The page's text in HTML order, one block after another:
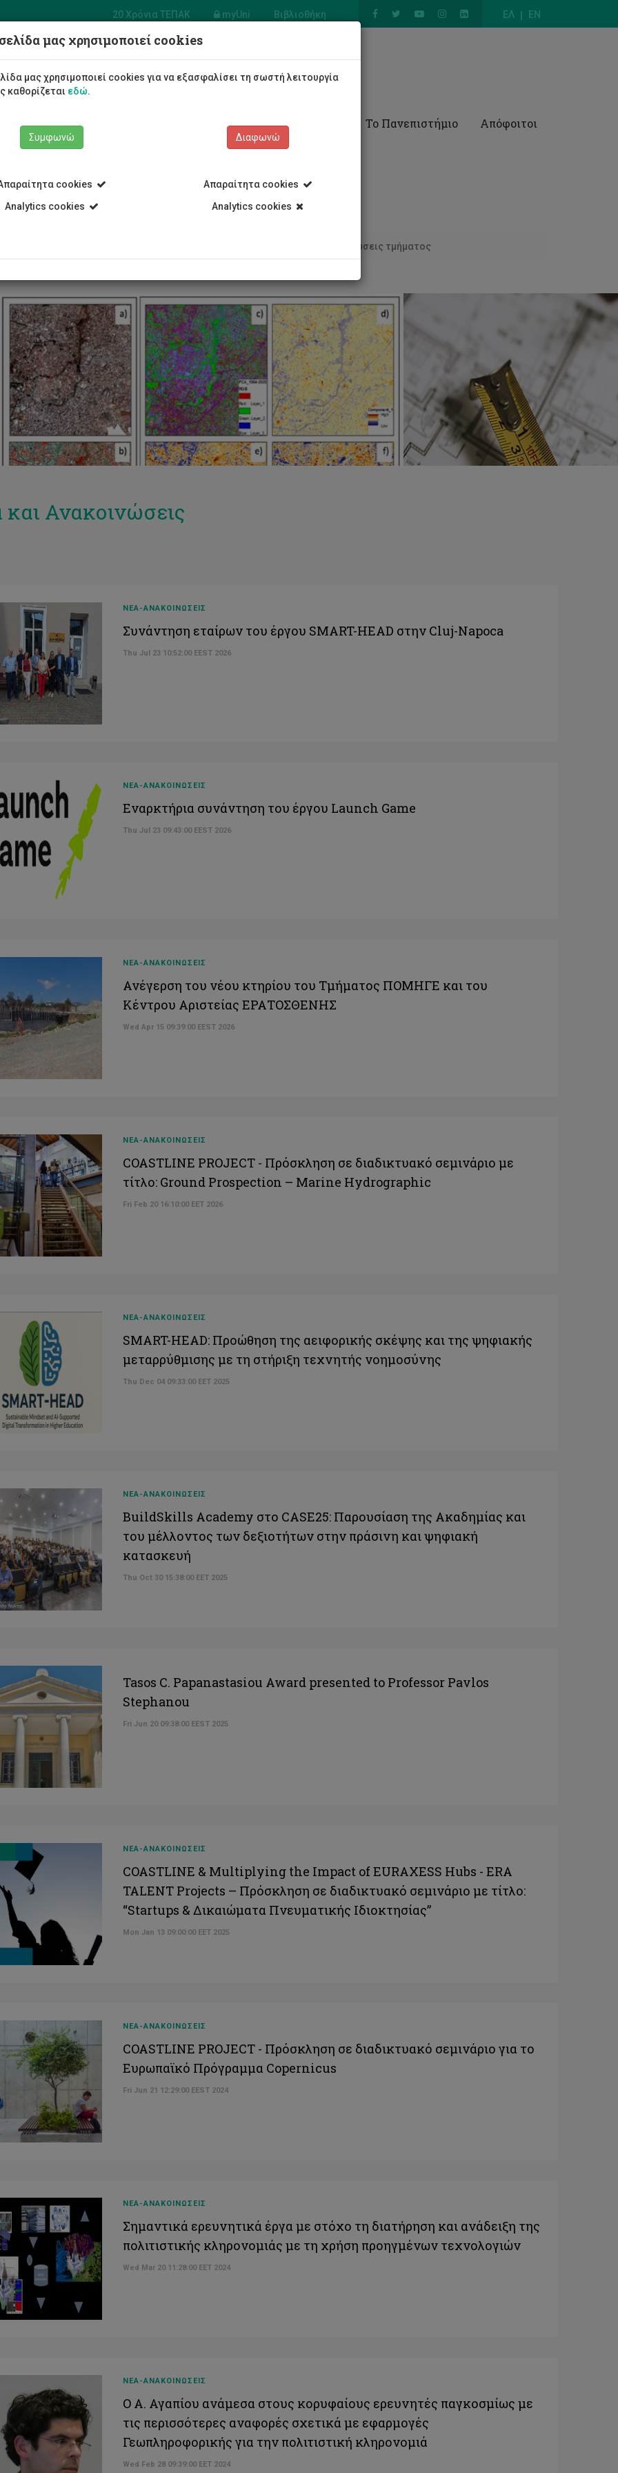
ΕΛ EN
20 Χρόνια ΤΕΠΑΚ myUni Βιβλιοθήκη
Πολιτικών
και Μηχανικών
Σπουδές Το Πανεπιστήμιο Απόφοιτοι
Ανακοινώσεις τμήματος
Ανακοινώσεις
ΝΕΑ-ΑΝΑΚΟΙΝΩΣΕΙΣ
Συνάντηση εταίρων του έργου SMART-HEAD στην Cluj-Napoca
Thu Jul 23 10:52:00 EEST 2026
ΝΕΑ-ΑΝΑΚΟΙΝΩΣΕΙΣ
Εναρκτήρια συνάντηση του έργου Launch Game
Thu Jul 23 09:43:00 EEST 2026
ΝΕΑ-ΑΝΑΚΟΙΝΩΣΕΙΣ
Ανέγερση του νέου κτηρίου του Τμήματος ΠΟΜΗΓΕ και του
Κέντρου Αριστείας ΕΡΑΤΟΣΘΕΝΗΣ
Wed Apr 15 09:39:00 EEST 2026
ΝΕΑ-ΑΝΑΚΟΙΝΩΣΕΙΣ
COASTLINE PROJECT - Πρόσκληση σε διαδικτυακό σεμινάριο με
τίτλο: Ground Prospection – Marine Hydrographic
Fri Feb 20 16:10:00 EET 2026
ΝΕΑ-ΑΝΑΚΟΙΝΩΣΕΙΣ
SMART-HEAD: Προώθηση της αειφορικής σκέψης και της ψηφιακής
μεταρρύθμισης με τη στήριξη τεχνητής νοημοσύνης
Thu Dec 04 09:33:00 EET 2025
ΝΕΑ-ΑΝΑΚΟΙΝΩΣΕΙΣ
BuildSkills Academy στο CASE25: Παρουσίαση της Ακαδημίας και
του μέλλοντος των δεξιοτήτων στην πράσινη και ψηφιακή
κατασκευή
Thu Oct 30 15:38:00 EET 2025
Tasos C. Papanastasiou Award presented to Professor Pavlos
Stephanou
Fri Jun 20 09:38:00 EEST 2025
ΝΕΑ-ΑΝΑΚΟΙΝΩΣΕΙΣ
COASTLINE & Multiplying the Impact of EURAXESS Hubs - ERA
TALENT Projects – Πρόσκληση σε διαδικτυακό σεμινάριο με τίτλο:
“Startups & Δικαιώματα Πνευματικής Ιδιοκτησίας”
Mon Jan 13 09:00:00 EET 2025
ΝΕΑ-ΑΝΑΚΟΙΝΩΣΕΙΣ
COASTLINE PROJECT - Πρόσκληση σε διαδικτυακό σεμινάριο για το
Ευρωπαϊκό Πρόγραμμα Copernicus
Fri Jun 21 12:29:00 EEST 2024
ΝΕΑ-ΑΝΑΚΟΙΝΩΣΕΙΣ
Σημαντικά ερευνητικά έργα με στόχο τη διατήρηση και ανάδειξη της
πολιτιστικής κληρονομιάς με τη χρήση προηγμένων τεχνολογιών
Wed Mar 20 11:28:00 EET 2024
ΝΕΑ-ΑΝΑΚΟΙΝΩΣΕΙΣ
O Α. Αγαπίου ανάμεσα στους κορυφαίους ερευνητές παγκοσμίως με
τις περισσότερες αναφορές σχετικά με εφαρμογές
Γεωπληροφορικής για την πολιτιστική κληρονομιά
Wed Feb 28 09:39:00 EET 2024
μας χρησιμοποιεί cookies
μας χρησιμοποιεί cookies για να εξασφαλίσει τη σωστή λειτουργία
καθορίζεται εδώ.
Συμφωνώ
cookies
Analytics cookies
Διαφωνώ
Απαραίτητα cookies
Analytics cookies